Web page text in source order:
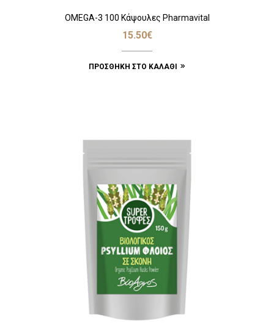
OMEGA-3 100 Κάψουλες Pharmavital
15.50€
ΠΡΟΣΘΉΚΗ ΣΤΟ ΚΑΛΆΘΙ